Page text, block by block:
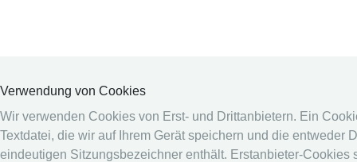
Verwendung von Cookies
Wir verwenden Cookies von Erst- und Drittanbietern. Ein
Textdatei, die wir auf Ihrem Gerät speichern und die entweder
eindeutigen Sitzungsbezeichner enthält. Erstanbieter-Cookies